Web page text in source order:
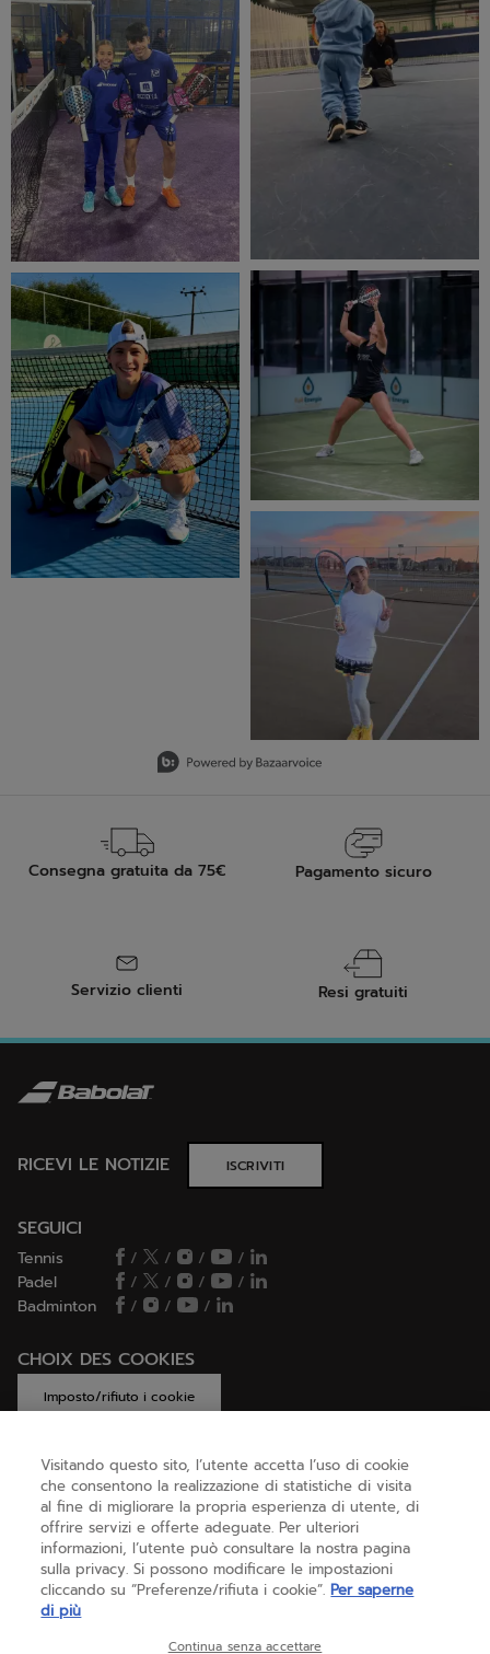
9 of 9 total items loaded in Media Gallery
Consegna gratuita da 75€ Pagamento sicuro
Servizio clienti Resi gratuiti
RICEVI LE NOTIZIE ISCRIVITI
SEGUICI
Tennis / / /
/
Padel
/ / /
/
Badminton
/ / /
CHOIX DES COOKIES
Imposto/rifiuto i cookie
AIUTO
CHI SIAMO
Visitando questo sito, l’utente accetta l’uso di cookie
che consentono la realizzazione di statistiche di visita
al fine di migliorare la propria esperienza di utente, di
offrire servizi e offerte adeguate. Per ulteriori
informazioni, l’utente può consultare la nostra pagina
sulla privacy. Si possono modificare le impostazioni
cliccando su “Preferenze/rifiuta i cookie”. Per saperne
di più
Continua senza accettare